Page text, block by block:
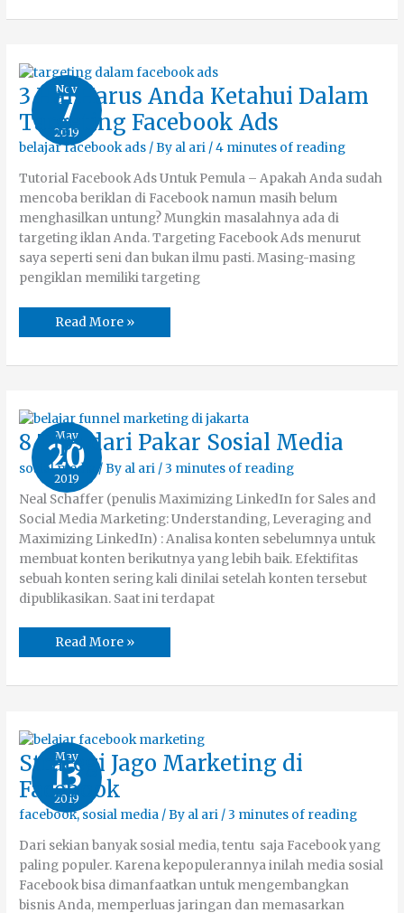
Nov
7
2019
3 Hal Harus Anda Ketahui Dalam
Targeting Facebook Ads
belajar facebook ads / By al ari /4 minutes of reading
Tutorial Facebook Ads Untuk Pemula – Apakah Anda sudah
mencoba beriklan di Facebook namun masih belum
menghasilkan untung? Mungkin masalahnya ada di
targeting iklan Anda. Targeting Facebook Ads menurut
saya seperti seni dan bukan ilmu pasti. Masing-masing
pengiklan memiliki targeting
3
Hal
Harus
Anda
Ketahui
Dalam
Facebook
Ads
Read More »
May
20
2019
8 Tips dari Pakar Sosial Media
sosial media / By al ari /3 minutes of reading
Neal Schaffer (penulis Maximizing LinkedIn for Sales and
Social Media Marketing: Understanding, Leveraging and
Maximizing LinkedIn) : Analisa konten sebelumnya untuk
membuat konten berikutnya yang lebih baik. Efektifitas
sebuah konten sering kali dinilai setelah konten tersebut
dipublikasikan. Saat ini terdapat
8
Tips
dari
Pakar
Sosial
Media
Read More »
May
13
2019
Strategi Jago Marketing di
Facebook
facebook,sosial media / By al ari /3 minutes of reading
Dari sekian banyak sosial media, tentu saja Facebook yang
paling populer. Karena kepopulerannya inilah media sosial
Facebook bisa dimanfaatkan untuk mengembangkan
bisnis Anda, memperluas jaringan dan memasarkan
Strategi
Jago
Marketing
di
Facebook